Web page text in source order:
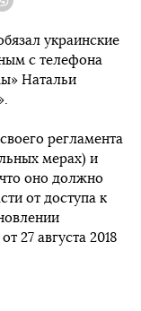
украинские
с телефона
Натальи
регламента
мерах) и
что оно должно
от доступа к
27 августа 2018